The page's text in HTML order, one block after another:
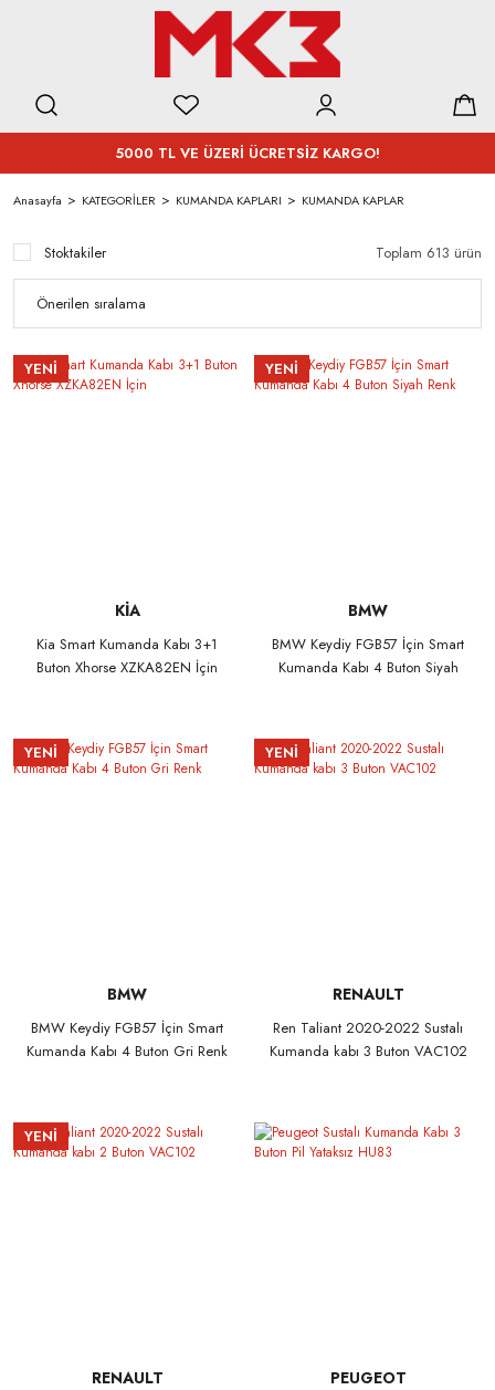
5000 TL VE ÜZERİ ÜCRETSİZ KARGO!
Anasayfa KATEGORİLER KUMANDA KAPLARI KUMANDA KAPLAR
Stoktakiler Toplam 613 ürün
YENİ
KİA
Kia Smart Kumanda Kabı 3+1
Buton Xhorse XZKA82EN İçin
YENİ
BMW
BMW Keydiy FGB57 İçin Smart
Kumanda Kabı 4 Buton Siyah
YENİ
BMW
BMW Keydiy FGB57 İçin Smart
Kumanda Kabı 4 Buton Gri Renk
YENİ
RENAULT
Ren Taliant 2020-2022 Sustalı
Kumanda kabı 3 Buton VAC102
YENİ
RENAULT PEUGEOT